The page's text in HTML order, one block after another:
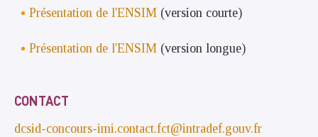
Présentation de l'ENSIM (version courte)
Présentation de l'ENSIM (version longue)
CONTACT
dcsid-concours-imi.contact.fct@intradef.gouv.fr